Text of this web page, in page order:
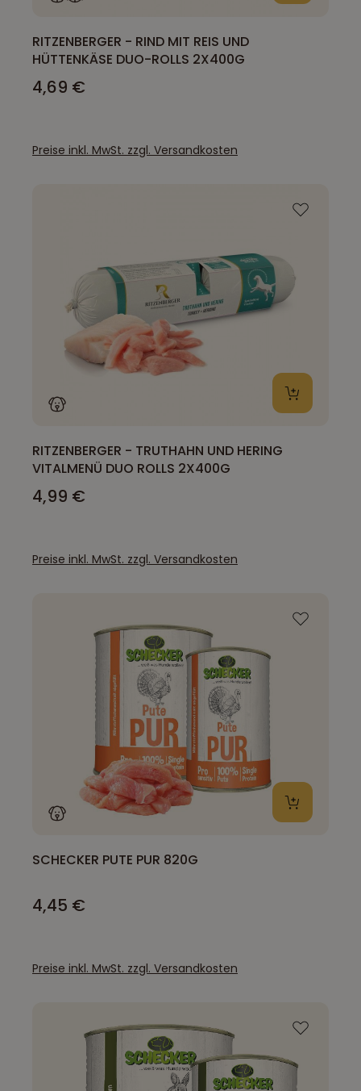
RITZENBERGER - RIND MIT REIS UND
HÜTTENKÄSE DUO-ROLLS 2X400G
4,69 €
Preise inkl. MwSt. zzgl. Versandkosten
RITZENBERGER - TRUTHAHN UND HERING
VITALMENÜ DUO ROLLS 2X400G
4,99 €
Preise inkl. MwSt. zzgl. Versandkosten
SCHECKER PUTE PUR 820G
4,45 €
Preise inkl. MwSt. zzgl. Versandkosten